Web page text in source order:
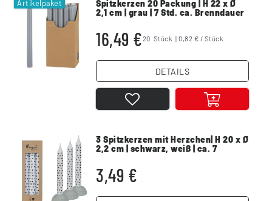
Artikelpaket
Spitzkerzen 20 Packung | H 22 x Ø
2,1 cm | grau | 7 Std. ca. Brenndauer
16,49 €20 Stück | 0,82 € / Stück
DETAILS
3 Spitzkerzen mit Herzchen| H 20 x Ø
2,2 cm | schwarz, weiß | ca. 7
3,49 €